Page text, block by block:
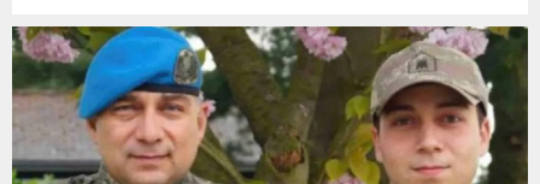
yeni bir ABD saldırısına anında yanıt verileceğini duyurdu....